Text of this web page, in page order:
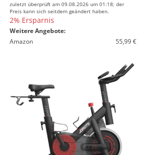
zuletzt überprüft am 09.08.2026 um 01:18; der
Preis kann sich seitdem geändert haben.
2% Ersparnis
Weitere Angebote:
Amazon
55,99 €